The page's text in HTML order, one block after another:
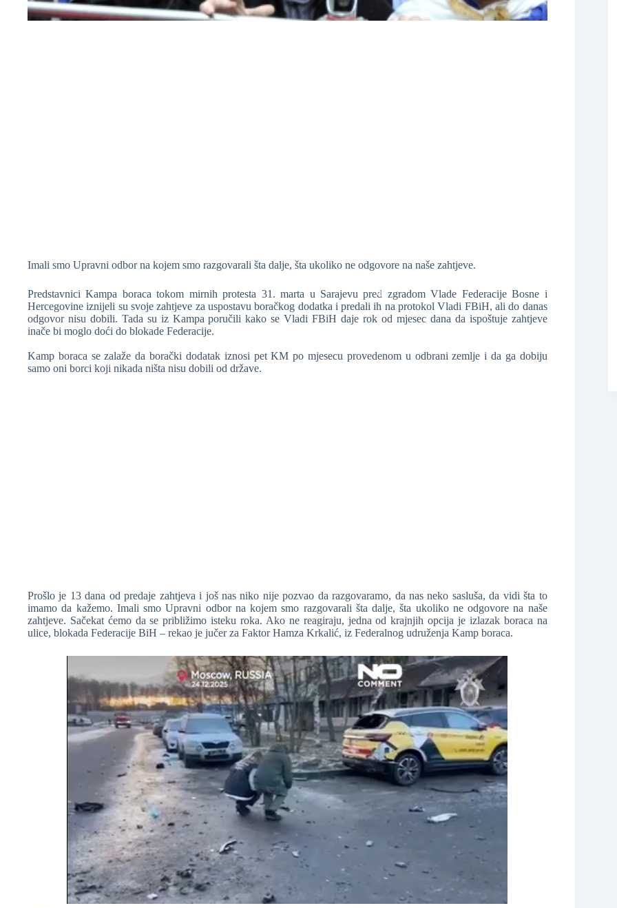
Imali smo Upravni odbor na kojem smo razgovarali šta dalje, šta ukoliko ne odgovore na naše zahtjeve.
Predstavnici Kampa boraca tokom mirnih protesta 31. marta u Sarajevu pred zgradom Vlade Federacije Bosne i
Hercegovine iznijeli su svoje zahtjeve za uspostavu boračkog dodatka i predali ih na protokol Vladi FBiH, ali do danas
odgovor nisu dobili. Tada su iz Kampa poručili kako se Vladi FBiH daje rok od mjesec dana da ispoštuje zahtjeve
inače bi moglo doći do blokade Federacije.
Kamp boraca se zalaže da borački dodatak iznosi pet KM po mjesecu provedenom u odbrani zemlje i da ga dobiju
samo oni borci koji nikada ništa nisu dobili od države.
Prošlo je 13 dana od predaje zahtjeva i još nas niko nije pozvao da razgovaramo, da nas neko sasluša, da vidi šta to
imamo da kažemo. Imali smo Upravni odbor na kojem smo razgovarali šta dalje, šta ukoliko ne odgovore na naše
zahtjeve. Sačekat ćemo da se približimo isteku roka. Ako ne reagiraju, jedna od krajnjih opcija je izlazak boraca na
ulice, blokada Federacije BiH – rekao je jučer za Faktor Hamza Krkalić, iz Federalnog udruženja Kamp boraca.
❆